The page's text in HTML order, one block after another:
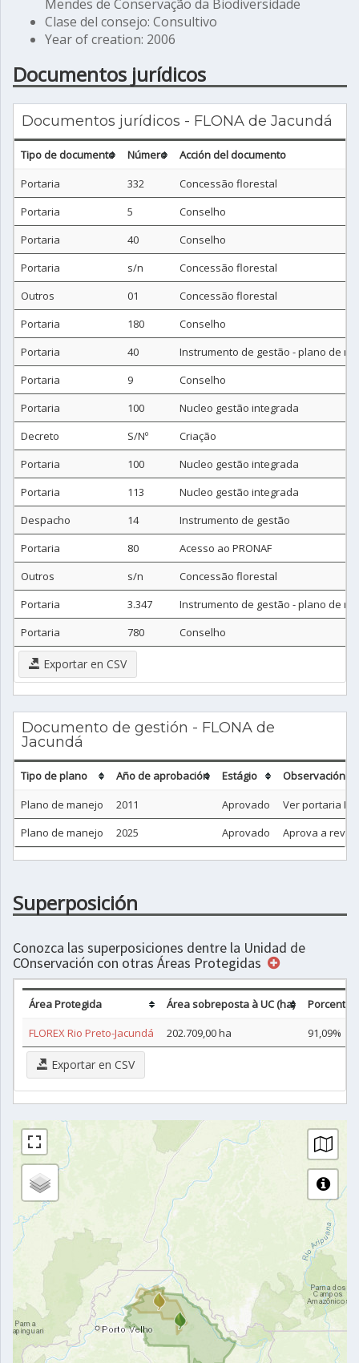
Mendes de Conservação da Biodiversidade
Clase del consejo: Consultivo
Year of creation: 2006
Documentos jurídicos
Documentos jurídicos - FLONA de Jacundá
Tipo de documento Número
Acción del documento
Portaria
332
Concessão florestal
Portaria
5
Conselho
Portaria
40
Conselho
Portaria
s/n
Concessão florestal
Outros
01
Concessão florestal
Portaria
180
Conselho
Portaria
40
Instrumento de gestão - plano de
Portaria
9
Conselho
Portaria
100
Nucleo gestão integrada
Decreto
S/Nº
Criação
Portaria
100
Nucleo gestão integrada
Portaria
113
Nucleo gestão integrada
Despacho
14
Instrumento de gestão
Portaria
80
Acesso ao PRONAF
Outros
s/n
Concessão florestal
Portaria
3.347
Instrumento de gestão - plano de
Portaria
780 Conselho
Exportar en CSV
Documento de gestión - FLONA de
Jacundá
Tipo de plano Año de aprobación Estágio
Observación
Plano de manejo
2011 Aprovado
Ver portaria
Plano de manejo
2025 Aprovado Aprova a
Superposición
Conozca las superposiciones dentre la Unidad de
COnservación con otras Áreas Protegidas
Área Protegida Área sobreposta à UC (ha)
FLOREX Rio Preto-Jacundá
202.709,00 ha 91,09%
Exportar en CSV